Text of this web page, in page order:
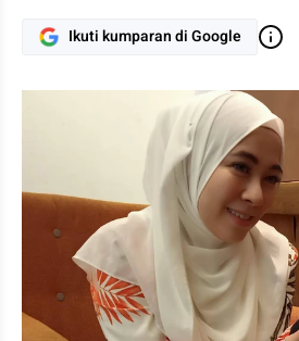
Ikuti kumparan di Google